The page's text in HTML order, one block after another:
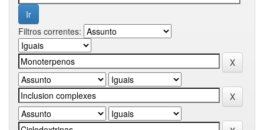
Filtros correntes: